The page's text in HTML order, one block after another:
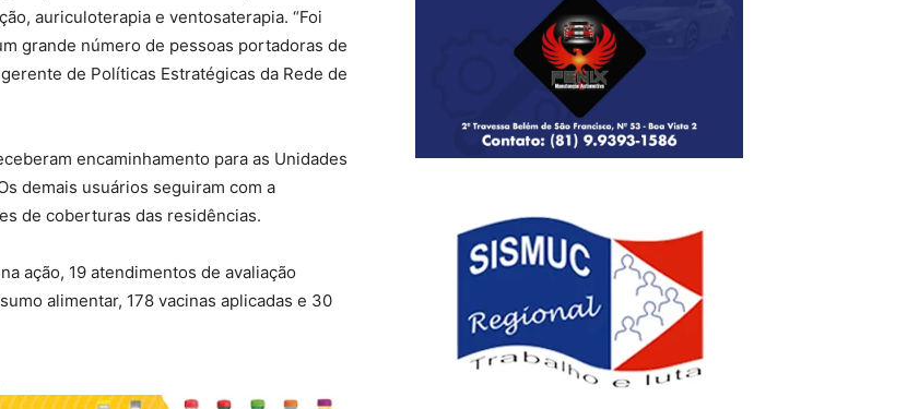
auriculoterapia e ventosaterapia. “Foi
grande número de pessoas portadoras de
de Políticas Estratégicas da Rede de
encaminhamento para as Unidades
demais usuários seguiram com a
de coberturas das residências.
ação, 19 atendimentos de avaliação
alimentar, 178 vacinas aplicadas e 30